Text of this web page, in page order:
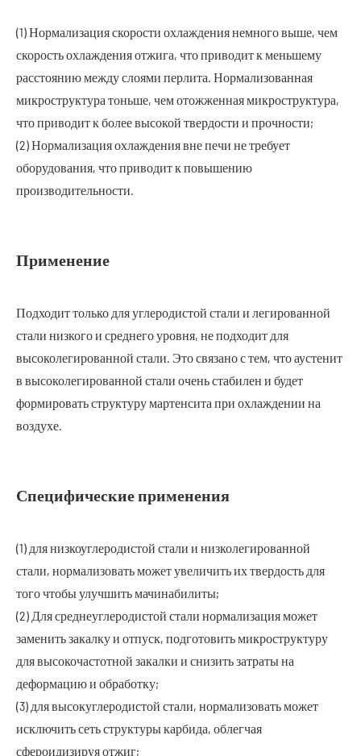
(1) Нормализация скорости охлаждения немного выше, чем
скорость охлаждения отжига, что приводит к меньшему
расстоянию между слоями перлита. Нормализованная
микроструктура тоньше, чем отожженная микроструктура,
что приводит к более высокой твердости и прочности;
(2) Нормализация охлаждения вне печи не требует
оборудования, что приводит к повышению
производительности.
Применение
Подходит только для углеродистой стали и легированной
стали низкого и среднего уровня, не подходит для
высоколегированной стали. Это связано с тем, что аустенит
в высоколегированной стали очень стабилен и будет
формировать структуру мартенсита при охлаждении на
воздухе.
Специфические применения
(1) для низкоуглеродистой стали и низколегированной
стали, нормализовать может увеличить их твердость для
того чтобы улучшить мачинабилиты;
(2) Для среднеуглеродистой стали нормализация может
заменить закалку и отпуск, подготовить микроструктуру
для высокочастотной закалки и снизить затраты на
деформацию и обработку;
(3) для высокуглеродистой стали, нормализовать может
исключить сеть структуры карбида, облегчая
сфероидизируя отжиг;